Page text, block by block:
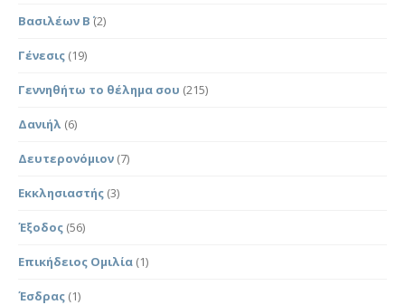
Βασιλέων Β΄ (2)
Γένεσις (19)
Γεννηθήτω το θέλημα σου (215)
Δανιήλ (6)
Δευτερονόμιον (7)
Εκκλησιαστής (3)
Έξοδος (56)
Επικήδειος Ομιλία (1)
Έσδρας (1)